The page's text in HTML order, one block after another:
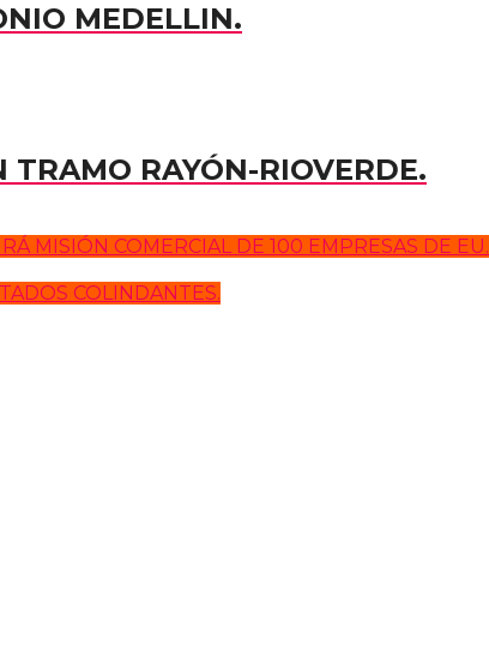
MEDELLIN.
TRAMO RAYÓN-RIOVERDE.
MISIÓN COMERCIAL DE 100 EMPRESAS DE EU.
COLINDANTES.